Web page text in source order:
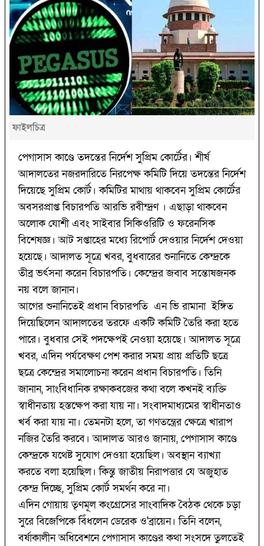
ফাইলচিত্র
পেগাসাস কাণ্ডে তদন্তের নির্দেশ সুপ্রিম কোর্টের। শীর্ষ
আদালতের নজরদারিতে নিরপেক্ষ কমিটি দিয়ে তদন্তের নির্দেশ
দিয়েছে সুপ্রিম কোর্ট। কমিটির মাথায় থাকবেন সুপ্রিম কোর্টের
অবসরপ্রাপ্ত বিচারপতি আরভি রবীন্দ্রণ । এছাড়া থাকবেন
অলোক যোশী এবং সাইবার সিকিওরিটি ও ফরেনসিক
বিশেষজ্ঞ। আট সপ্তাহের মধ্যে রিপোর্ট দেওয়ার নির্দেশ দেওয়া
হয়েছে। আদালত সূত্রে খবর, বুধবারের শুনানিতে কেন্দ্রকে
তীব্র ভর্ৎসনা করেন বিচারপতি। কেন্দ্রের জবাব সন্তোষজনক
নয় বলে জানান।
আগের শুনানিতেই প্রধান বিচারপতি এন ভি রামানা ইঙ্গিত
দিয়েছিলেন আদালতের তরফে একটি কমিটি তৈরি করা হতে
পারে। বুধবার সেই পদক্ষেপই নেওয়া হয়েছে। আদালত সূত্রে
খবর, এদিন পর্যবেক্ষণ পেশ করার সময় প্রায় প্রতিটি ছত্রে
ছত্রে কেন্দ্রের সমালোচনা করেন প্রধান বিচারপতি। তিনি
জানান, সাংবিধানিক রক্ষাকবজের কথা বলে কখনই ব্যক্তি
স্বাধীনতায় হস্তক্ষেপ করা যায় না। সংবাদমাধ্যমের স্বাধীনতাও
খর্ব করা যায় না। তেমনটা হলে, তা গণতন্ত্রের ক্ষেত্রে খারাপ
নজির তৈরি করবে। আদালত আরও জানায়, পেগাসাস কাণ্ডে
কেন্দ্রকে যথেষ্ট সুযোগ দেওয়া হয়েছিল। অবস্থান ব্যাখ্যা
করতে বলা হয়েছিল। কিন্তু জাতীয় নিরাপত্তার যে অজুহাত
কেন্দ্র দিচ্ছে, সুপ্রিম কোর্ট সমর্থন করে না।
এদিন গোয়ায় তৃণমূল কংগ্রেসের সাংবাদিক বৈঠক থেকে চড়া
সুরে বিজেপিকে বিঁধলেন ডেরেক ও'ব্রায়েন। তিনি বলেন,
বর্ষাকালীন অধিবেশনে পেগাসাস কাণ্ডের কথা সংসদে তুলতেই